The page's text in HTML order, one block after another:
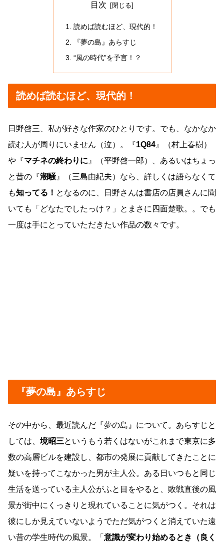
目次
読めば読むほど、現代的！
『夢の島』あらすじ
“風の時代”を予言！？
読めば読むほど、現代的！
日野啓三、私が好きな作家のひとりです。でも、なかなか
読む人が周りにいません（泣）。『1Q84 』（村上春樹）
や『マチネの終わりに 』（平野啓一郎）、あるいはちょっ
と昔の『潮騒 』（三島由紀夫）なら、詳しくは語らなくて
も知ってる！ となるのに、日野さんは書店の店員さんに聞
いても「どなたでしたっけ？」とまさに四面楚歌。。でも
一度は手にとっていただきたい作品の数々です。
『夢の島』あらすじ
その中から、最近読んだ『夢の島』について。あらすじと
しては、 境昭三というもう若くはないがこれまで東京に多
数の高層ビルを建設し、都市の発展に貢献してきたことに
疑いを持ってこなかった男が主人公。ある日いつもと同じ
生活を送っている主人公がふと目をやると、敗戦直後の風
景が街中にくっきりと現れていることに気がつく。それは
彼にしか見えていないようでただ気がつくと消えていた遠
い昔の学生時代の風景。「 意識が変わり始めるとき（良く